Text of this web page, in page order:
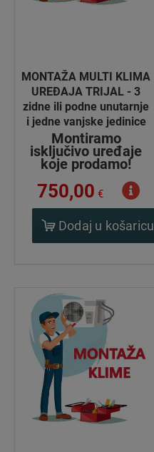
MONTAŽA MULTI KLIMA
UREĐAJA TRIJAL - 3
zidne ili podne unutarnje
i jedne vanjske jedinice
Montiramo
isključivo uređaje
koje prodamo!
750,00 €
Dodaj u košaricu